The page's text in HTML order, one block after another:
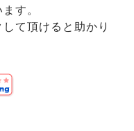
す。
て頂けると助かり